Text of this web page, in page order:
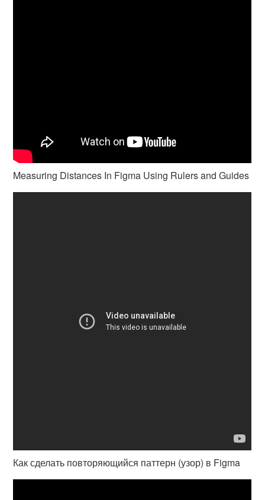
Measuring Distances In Figma Using Rulers and Guides
Как сделать повторяющийся паттерн (узор) в Figma